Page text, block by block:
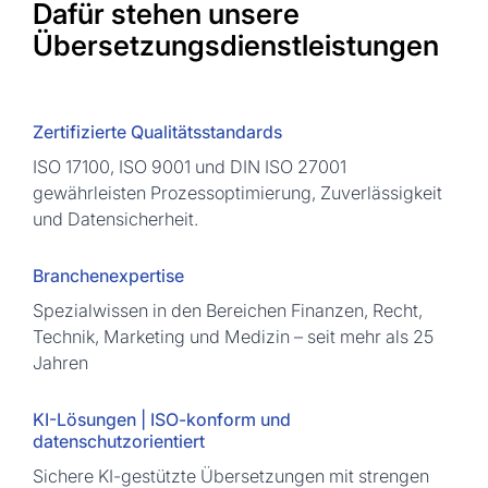
Dafür stehen unsere
Übersetzungsdienstleistungen
Zertifizierte Qualitätsstandards
ISO 17100, ISO 9001 und DIN ISO 27001
gewährleisten Prozessoptimierung, Zuverlässigkeit
und Datensicherheit.
Branchenexpertise
Spezialwissen in den Bereichen Finanzen, Recht,
Technik, Marketing und Medizin – seit mehr als 25
Jahren
KI-Lösungen | ISO-konform und
datenschutzorientiert
Sichere KI-gestützte Übersetzungen mit strengen